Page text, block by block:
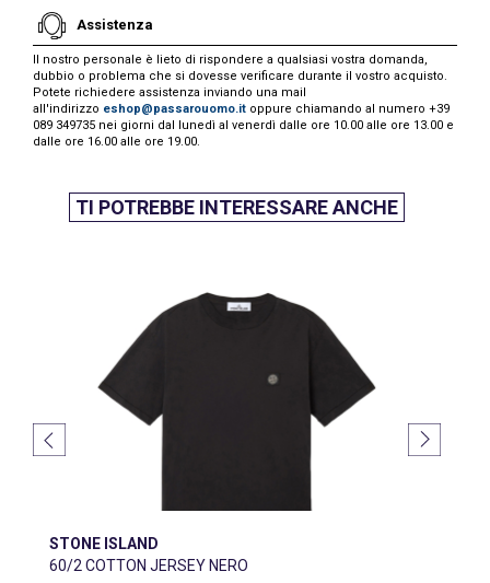
Assistenza
Il nostro personale è lieto di rispondere a qualsiasi vostra domanda,
dubbio o problema che si dovesse verificare durante il vostro acquisto.
Potete richiedere assistenza inviando una mail
all'indirizzo eshop@passarouomo.it oppure chiamando al numero +39
089 349735 nei giorni dal lunedì al venerdì dalle ore 10.00 alle ore 13.00 e
dalle ore 16.00 alle ore 19.00.
TI POTREBBE INTERESSARE ANCHE
STONE ISLAND
60/2 COTTON JERSEY NERO